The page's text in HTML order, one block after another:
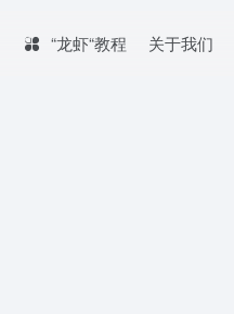
“龙虾“教程 关于我们